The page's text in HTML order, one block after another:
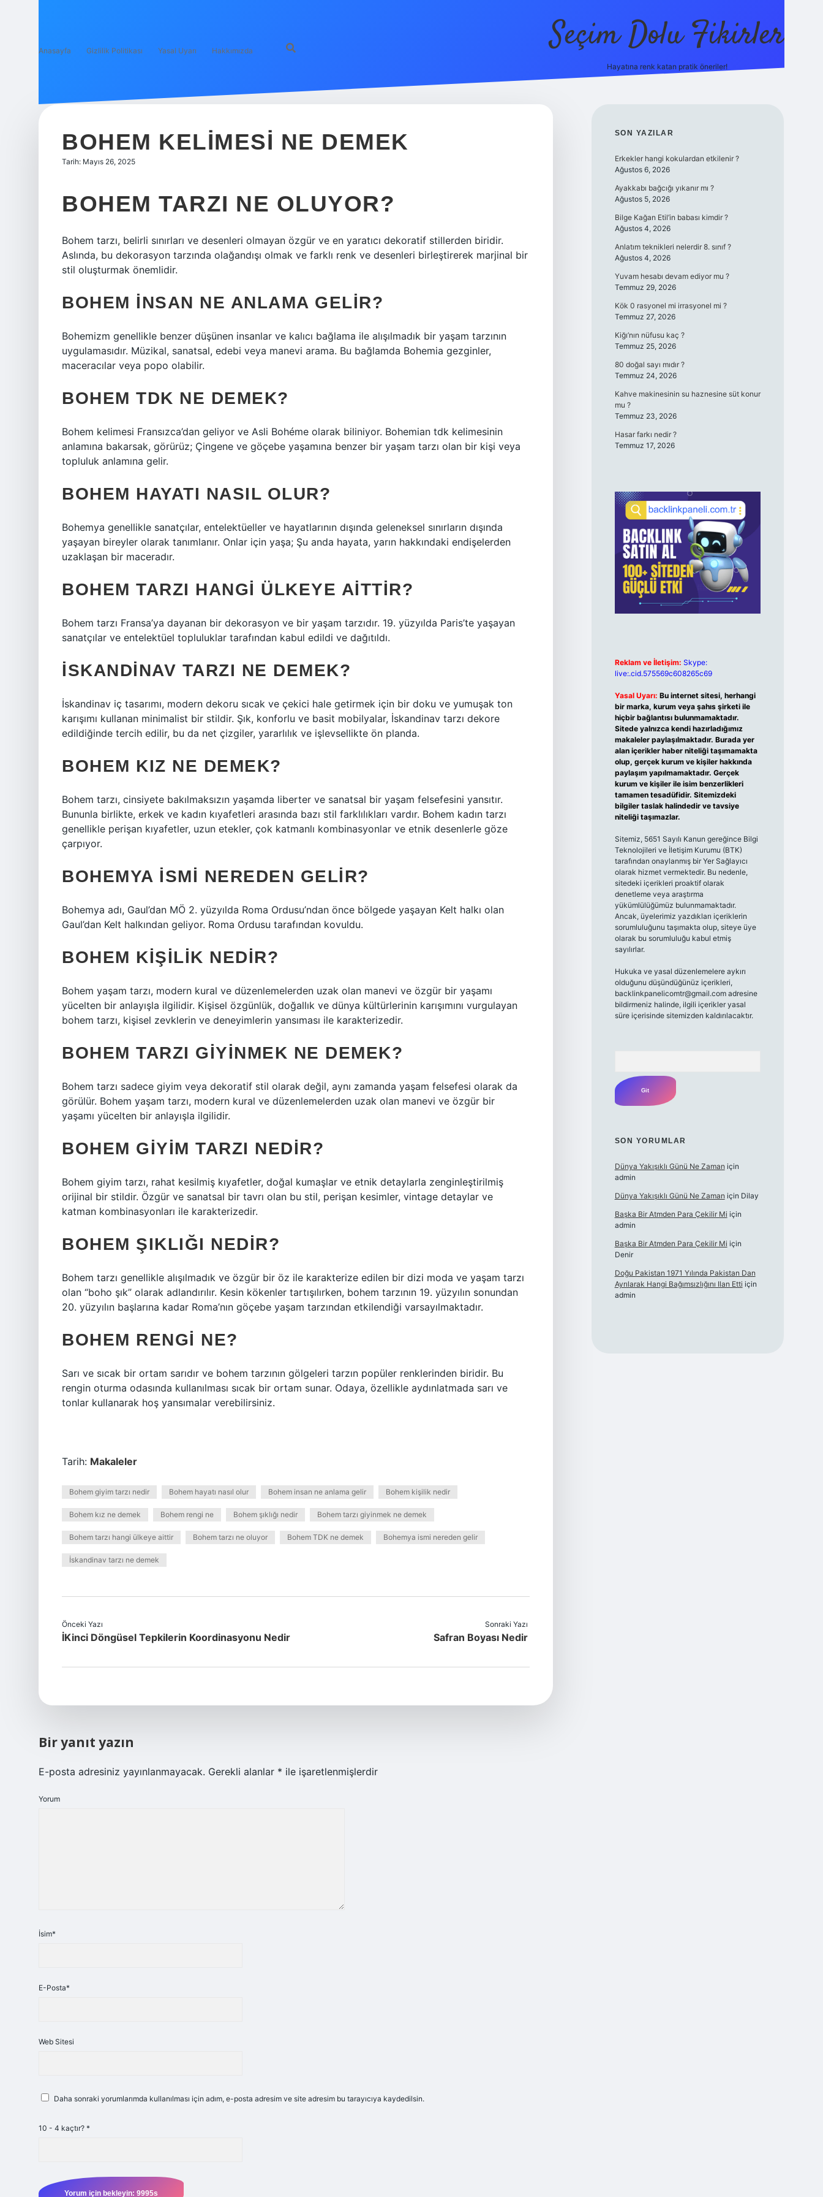
Anasayfa Gizlilik Politikası Yasal Uyarı Hakkımızda Seçim Dolu Fikirler
Hayatına renk katan pratik öneriler!
BOHEM KELIMESI NE DEMEK
Tarih: Mayıs 26, 2025
BOHEM TARZI NE OLUYOR?
Bohem tarzı, belirli sınırları ve desenleri olmayan özgür ve en yaratıcı dekoratif stillerden biridir.
Aslında, bu dekorasyon tarzında olağandışı olmak ve farklı renk ve desenleri birleştirerek marjinal bir
stil oluşturmak önemlidir.
BOHEM INSAN NE ANLAMA GELIR?
Bohemizm genellikle benzer düşünen insanlar ve kalıcı bağlama ile alışılmadık bir yaşam tarzının
uygulamasıdır. Müzikal, sanatsal, edebi veya manevi arama. Bu bağlamda Bohemia gezginler,
maceracılar veya popo olabilir.
BOHEM TDK NE DEMEK?
Bohem kelimesi Fransızca’dan geliyor ve Asli Bohéme olarak biliniyor. Bohemian tdk kelimesinin
anlamına bakarsak, görürüz; Çingene ve göçebe yaşamına benzer bir yaşam tarzı olan bir kişi veya
topluluk anlamına gelir.
BOHEM HAYATI NASIL OLUR?
Bohemya genellikle sanatçılar, entelektüeller ve hayatlarının dışında geleneksel sınırların dışında
yaşayan bireyler olarak tanımlanır. Onlar için yaşa; Şu anda hayata, yarın hakkındaki endişelerden
uzaklaşan bir maceradır.
BOHEM TARZI HANGI ÜLKEYE AITTIR?
Bohem tarzı Fransa’ya dayanan bir dekorasyon ve bir yaşam tarzıdır. 19. yüzyılda Paris’te yaşayan
sanatçılar ve entelektüel topluluklar tarafından kabul edildi ve dağıtıldı.
İSKANDINAV TARZI NE DEMEK?
İskandinav iç tasarımı, modern dekoru sıcak ve çekici hale getirmek için bir doku ve yumuşak ton
karışımı kullanan minimalist bir stildir. Şık, konforlu ve basit mobilyalar, İskandinav tarzı dekore
edildiğinde tercih edilir, bu da net çizgiler, yararlılık ve işlevsellikte ön planda.
BOHEM KIZ NE DEMEK?
Bohem tarzı, cinsiyete bakılmaksızın yaşamda liberter ve sanatsal bir yaşam felsefesini yansıtır.
Bununla birlikte, erkek ve kadın kıyafetleri arasında bazı stil farklılıkları vardır. Bohem kadın tarzı
genellikle perişan kıyafetler, uzun etekler, çok katmanlı kombinasyonlar ve etnik desenlerle göze
çarpıyor.
BOHEMYA ISMI NEREDEN GELIR?
Bohemya adı, Gaul’dan MÖ 2. yüzyılda Roma Ordusu’ndan önce bölgede yaşayan Kelt halkı olan
Gaul’dan Kelt halkından geliyor. Roma Ordusu tarafından kovuldu.
BOHEM KIŞILIK NEDIR?
Bohem yaşam tarzı, modern kural ve düzenlemelerden uzak olan manevi ve özgür bir yaşamı
yücelten bir anlayışla ilgilidir. Kişisel özgünlük, doğallık ve dünya kültürlerinin karışımını vurgulayan
bohem tarzı, kişisel zevklerin ve deneyimlerin yansıması ile karakterizedir.
BOHEM TARZI GIYINMEK NE DEMEK?
Bohem tarzı sadece giyim veya dekoratif stil olarak değil, aynı zamanda yaşam felsefesi olarak da
görülür. Bohem yaşam tarzı, modern kural ve düzenlemelerden uzak olan manevi ve özgür bir
yaşamı yücelten bir anlayışla ilgilidir.
BOHEM GIYIM TARZI NEDIR?
Bohem giyim tarzı, rahat kesilmiş kıyafetler, doğal kumaşlar ve etnik detaylarla zenginleştirilmiş
orijinal bir stildir. Özgür ve sanatsal bir tavrı olan bu stil, perişan kesimler, vintage detaylar ve
katman kombinasyonları ile karakterizedir.
BOHEM ŞIKLIĞI NEDIR?
Bohem tarzı genellikle alışılmadık ve özgür bir öz ile karakterize edilen bir dizi moda ve yaşam tarzı
olan “boho şık” olarak adlandırılır. Kesin kökenler tartışılırken, bohem tarzının 19. yüzyılın sonundan
20. yüzyılın başlarına kadar Roma’nın göçebe yaşam tarzından etkilendiği varsayılmaktadır.
BOHEM RENGI NE?
Sarı ve sıcak bir ortam sarıdır ve bohem tarzının gölgeleri tarzın popüler renklerinden biridir. Bu
rengin oturma odasında kullanılması sıcak bir ortam sunar. Odaya, özellikle aydınlatmada sarı ve
tonlar kullanarak hoş yansımalar verebilirsiniz.
Tarih: Makaleler
Bohem giyim tarzı nedir Bohem hayatı nasıl olur Bohem insan ne anlama gelir Bohem kişilik nedir
Bohem kız ne demek Bohem rengi ne Bohem şıklığı nedir Bohem tarzı giyinmek ne demek
Bohem tarzı hangi ülkeye aittir Bohem tarzı ne oluyor Bohem TDK ne demek Bohemya ismi nereden gelir
İskandinav tarzı ne demek
Önceki Yazı
İKinci Döngüsel Tepkilerin Koordinasyonu Nedir
Sonraki Yazı
Safran Boyası Nedir
Bir yanıt yazın
E-posta adresiniz yayınlanmayacak. Gerekli alanlar * ile işaretlenmişlerdir
Yorum
İsim*
E-Posta*
Web Sitesi
Daha sonraki yorumlarımda kullanılması için adım, e-posta adresim ve site adresim bu tarayıcıya kaydedilsin.
10 - 4 kaçtır? *
SIDEBAR
SON YAZILAR
Erkekler hangi kokulardan etkilenir ?
Ağustos 6, 2026
Ayakkabı bağcığı yıkanır mı ?
Ağustos 5, 2026
Bilge Kağan Etil’in babası kimdir ?
Ağustos 4, 2026
Anlatım teknikleri nelerdir 8. sınıf ?
Ağustos 4, 2026
Yuvam hesabı devam ediyor mu ?
Temmuz 29, 2026
Kök 0 rasyonel mi irrasyonel mi ?
Temmuz 27, 2026
Kiğı’nın nüfusu kaç ?
Temmuz 25, 2026
80 doğal sayı mıdır ?
Temmuz 24, 2026
Kahve makinesinin su haznesine süt konur
mu ?
Temmuz 23, 2026
Hasar farkı nedir ?
Temmuz 17, 2026
Reklam ve İletişim: Skype:
live:.cid.575569c608265c69
Yasal Uyarı: Bu internet sitesi, herhangi
bir marka, kurum veya şahıs şirketi ile
hiçbir bağlantısı bulunmamaktadır.
Sitede yalnızca kendi hazırladığımız
makaleler paylaşılmaktadır. Burada yer
alan içerikler haber niteliği taşımamakta
olup, gerçek kurum ve kişiler hakkında
paylaşım yapılmamaktadır. Gerçek
kurum ve kişiler ile isim benzerlikleri
tamamen tesadüfidir. Sitemizdeki
bilgiler taslak halindedir ve tavsiye
niteliği taşımazlar.
Sitemiz, 5651 Sayılı Kanun gereğince Bilgi
Teknolojileri ve İletişim Kurumu (BTK)
tarafından onaylanmış bir Yer Sağlayıcı
olarak hizmet vermektedir. Bu nedenle,
sitedeki içerikleri proaktif olarak
denetleme veya araştırma
yükümlülüğümüz bulunmamaktadır.
Ancak, üyelerimiz yazdıkları içeriklerin
sorumluluğunu taşımakta olup, siteye üye
olarak bu sorumluluğu kabul etmiş
sayılırlar.
Hukuka ve yasal düzenlemelere aykırı
olduğunu düşündüğünüz içerikleri,
backlinkpanelicomtr@gmail.comadresine
bildirmeniz halinde, ilgili içerikler yasal
süre içerisinde sitemizden kaldırılacaktır.
SON YORUMLAR
Dünya Yakışıklı Günü Ne Zaman için
admin
Dünya Yakışıklı Günü Ne Zaman için Dilay
Başka Bir Atmden Para Çekilir Mi için
admin
Başka Bir Atmden Para Çekilir Mi için
Denir
Doğu Pakistan 1971 Yılında Pakistan Dan
Ayrılarak Hangi Bağımsızlığını Ilan Etti için
admin